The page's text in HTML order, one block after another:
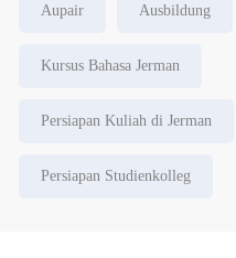
Aupair Ausbildung
Kursus Bahasa Jerman
Persiapan Kuliah di Jerman
Persiapan Studienkolleg